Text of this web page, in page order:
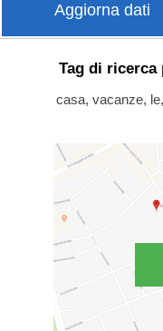
Aggiorna dati
Tag di ricerca
casa, vacanze,